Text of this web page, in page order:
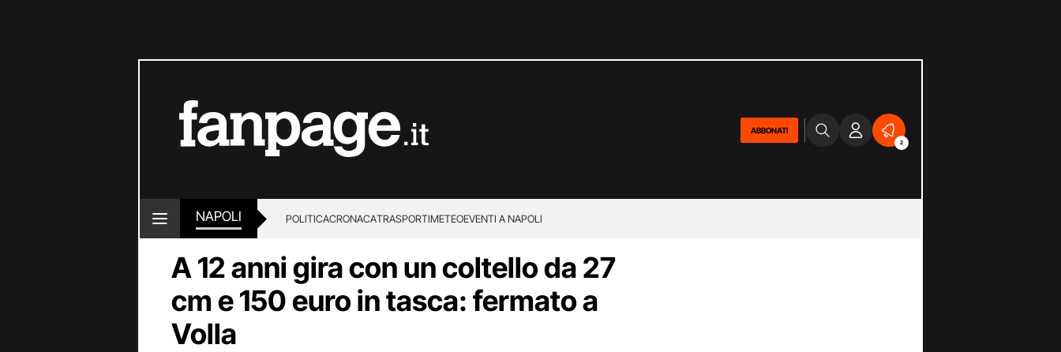
ABBONATI
2
NAPOLI POLITICACRONACATRASPORTIMETEOEVENTI A NAPOLI
A 12 anni gira con un coltello da 27
cm e 150 euro in tasca: fermato a
Volla